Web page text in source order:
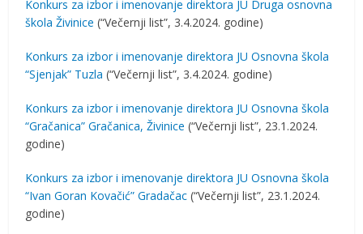
Konkurs za izbor i imenovanje direktora JU Druga osnovna
škola Živinice (“Večernji list”, 3.4.2024. godine)
Konkurs za izbor i imenovanje direktora JU Osnovna škola
“Sjenjak” Tuzla (“Večernji list”, 3.4.2024. godine)
Konkurs za izbor i imenovanje direktora JU Osnovna škola
“Gračanica” Gračanica, Živinice (“Večernji list”, 23.1.2024.
godine)
Konkurs za izbor i imenovanje direktora JU Osnovna škola
“Ivan Goran Kovačić” Gradačac (“Večernji list”, 23.1.2024.
godine)